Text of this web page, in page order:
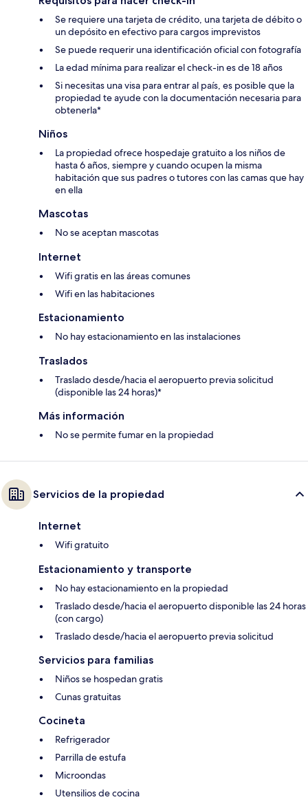
Se requiere una tarjeta de crédito, una tarjeta de débito o
un depósito en efectivo para cargos imprevistos
Se puede requerir una identificación oficial con fotografía
La edad mínima para realizar el check-in es de 18 años
Si necesitas una visa para entrar al país, es posible que la
propiedad te ayude con la documentación necesaria para
obtenerla*
Niños
La propiedad ofrece hospedaje gratuito a los niños de
hasta 6 años, siempre y cuando ocupen la misma
habitación que sus padres o tutores con las camas que hay
en ella
Mascotas
No se aceptan mascotas
Internet
Wifi gratis en las áreas comunes
Wifi en las habitaciones
Estacionamiento
No hay estacionamiento en las instalaciones
Traslados
Traslado desde/hacia el aeropuerto previa solicitud
(disponible las 24 horas)*
Más información
No se permite fumar en la propiedad
Servicios de la propiedad
Internet
Wifi gratuito
Estacionamiento y transporte
No hay estacionamiento en la propiedad
Traslado desde/hacia el aeropuerto disponible las 24 horas
(con cargo)
Traslado desde/hacia el aeropuerto previa solicitud
Servicios para familias
Niños se hospedan gratis
Cunas gratuitas
Cocineta
Refrigerador
Parrilla de estufa
Microondas
Utensilios de cocina